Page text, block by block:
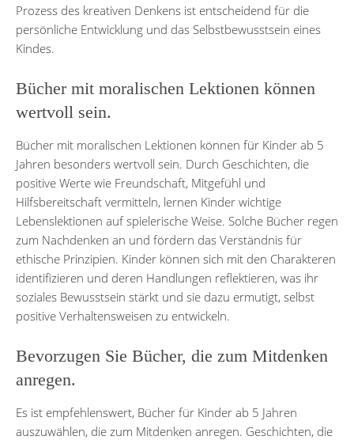
Prozess des kreativen Denkens ist entscheidend für die
persönliche Entwicklung und das Selbstbewusstsein eines
Kindes.
Bücher mit moralischen Lektionen können
wertvoll sein.
Bücher mit moralischen Lektionen können für Kinder ab 5
Jahren besonders wertvoll sein. Durch Geschichten, die
positive Werte wie Freundschaft, Mitgefühl und
Hilfsbereitschaft vermitteln, lernen Kinder wichtige
Lebenslektionen auf spielerische Weise. Solche Bücher regen
zum Nachdenken an und fördern das Verständnis für
ethische Prinzipien. Kinder können sich mit den Charakteren
identifizieren und deren Handlungen reflektieren, was ihr
soziales Bewusstsein stärkt und sie dazu ermutigt, selbst
positive Verhaltensweisen zu entwickeln.
Bevorzugen Sie Bücher, die zum Mitdenken
anregen.
Es ist empfehlenswert, Bücher für Kinder ab 5 Jahren
auszuwählen, die zum Mitdenken anregen. Geschichten, die